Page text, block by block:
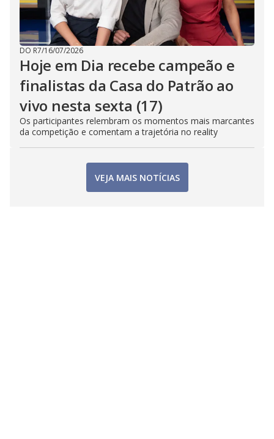
DO R7/16/07/2026
Hoje em Dia recebe campeão e
finalistas da Casa do Patrão ao
vivo nesta sexta (17)
Os participantes relembram os momentos mais marcantes
da competição e comentam a trajetória no reality
VEJA MAIS NOTÍCIAS